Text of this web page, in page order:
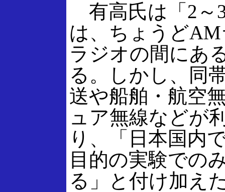
有高氏は「2～
は、ちょうど
ラジオの間にあ
る。しかし、同
送や船舶・航空
ュア無線などが
り、「日本国内
目的の実験での
る」と付け加え